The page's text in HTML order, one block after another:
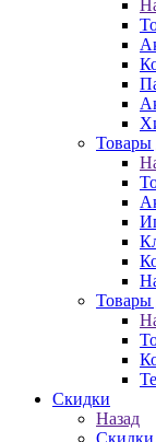
Товары
Товары
Скидки
Назад
Скидки